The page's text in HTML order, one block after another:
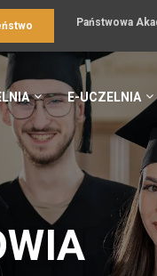
Państwowa
E-UCZELNIA